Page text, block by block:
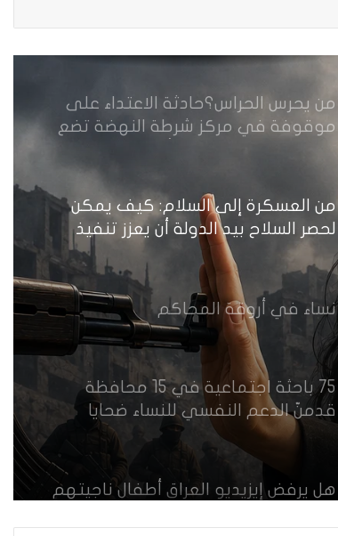
وخصوصية
من يحرس الحراس؟حادثة الاعتداء على
موقوفة في مركز شرطة النهضة تضع
من العسكرة إلى السلام: كيف يمكن
لحصر السلاح بيد الدولة أن يعزز تنفيذ
نساء في أروقة المحاكم
75 باحثة اجتماعية في 15 محافظة
قدمنّ الدعم النفسي للنساء ضحايا
العنف في العراق
هل يرفض إيزيديو العراق أطفال ناجيتهم